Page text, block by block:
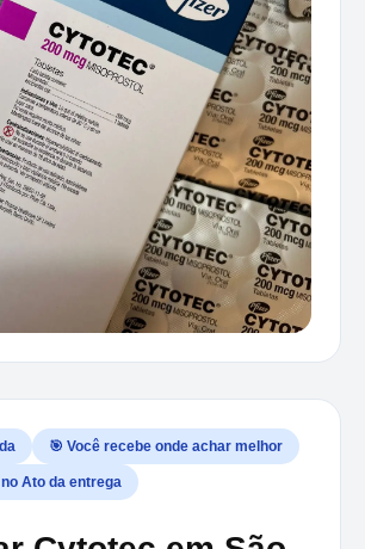
🎯 Você recebe onde achar melhor
Ato da entrega